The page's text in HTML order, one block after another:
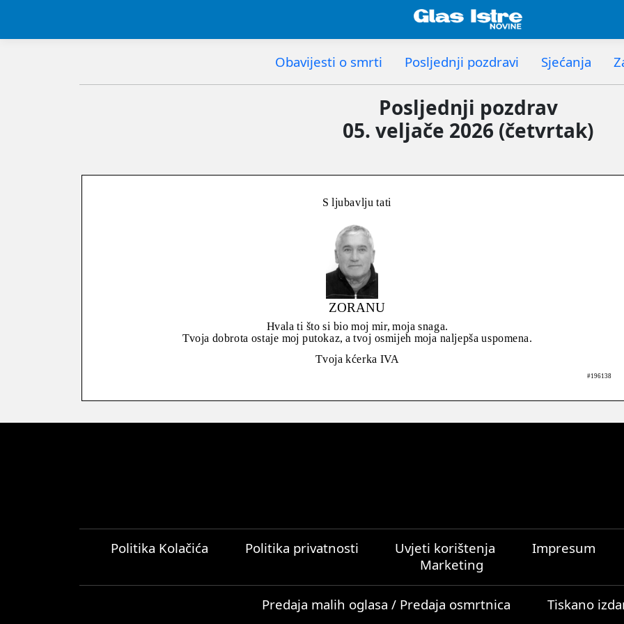
Obavijesti o smrti Posljednji pozdravi Sjećanja
Posljednji pozdrav
05. veljače 2026 (četvrtak)
S ljubavlju tati
ZORANU
Hvala ti što si bio moj mir, moja snaga.
Tvoja dobrota ostaje moj putokaz, a tvoj osmijeh moja naljepša uspomena.
Tvoja kćerka IVA
#196138
Politika Kolačića Politika privatnosti Uvjeti korištenja Impresum
Marketing
Predaja malih oglasa / Predaja osmrtnica Tiskano